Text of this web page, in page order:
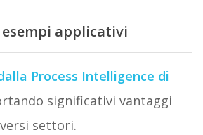
applicativi
Process Intelligence di
significativi vantaggi
settori.